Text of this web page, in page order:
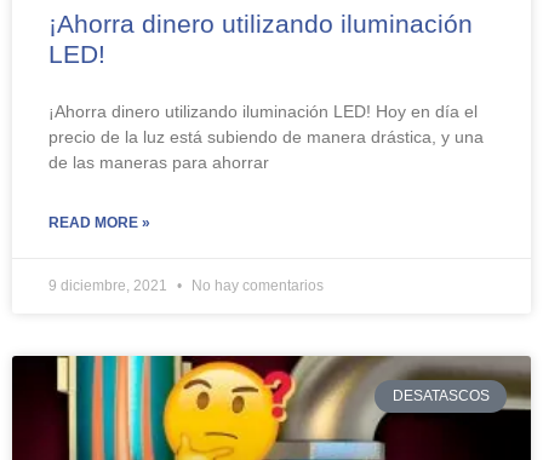
¡Ahorra dinero utilizando iluminación
LED!
¡Ahorra dinero utilizando iluminación LED! Hoy en día el
precio de la luz está subiendo de manera drástica, y una
de las maneras para ahorrar
READ MORE »
9 diciembre, 2021 No hay comentarios
DESATASCOS